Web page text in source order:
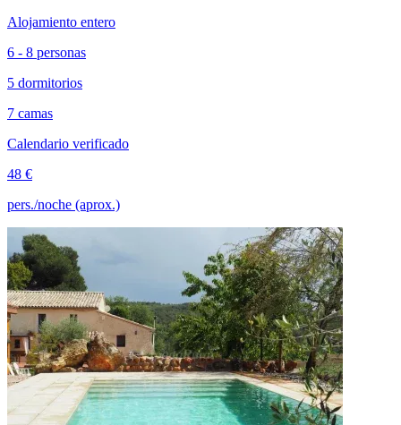
Alojamiento entero
6 - 8 personas
5 dormitorios
7 camas
Calendario verificado
48 €
pers./noche (aprox.)